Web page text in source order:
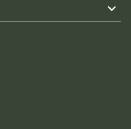
